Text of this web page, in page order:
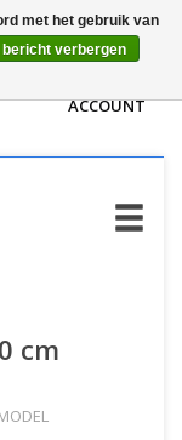
WINKELWAGEN
ACCOUNT
cm
met het gebruik van
bericht verbergen